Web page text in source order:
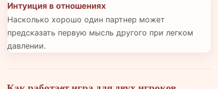
Интуиция в отношениях
Насколько хорошо один партнер может
предсказать первую мысль другого при легком
давлении.